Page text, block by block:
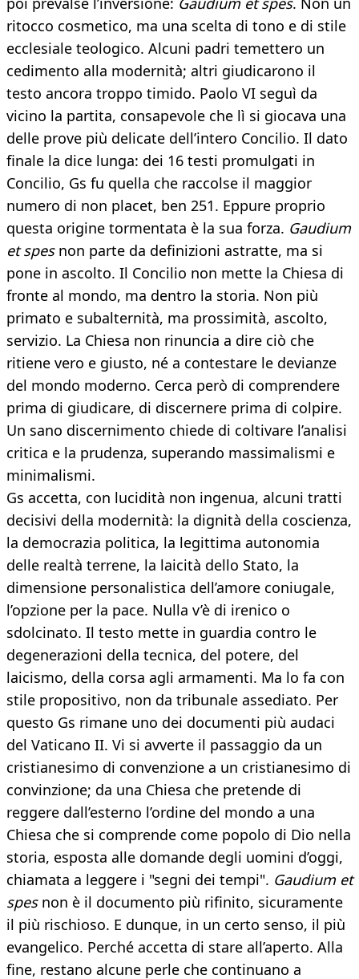
ritocco cosmetico, ma una scelta di tono e di stile
ecclesiale teologico. Alcuni padri temettero un
cedimento alla modernità; altri giudicarono il
testo ancora troppo timido. Paolo VI seguì da
vicino la partita, consapevole che lì si giocava una
delle prove più delicate dell’intero Concilio. Il dato
finale la dice lunga: dei 16 testi promulgati in
Concilio, Gs fu quella che raccolse il maggior
numero di non placet, ben 251. Eppure proprio
questa origine tormentata è la sua forza. Gaudium
et spesnon parte da definizioni astratte, ma si
pone in ascolto. Il Concilio non mette la Chiesa di
fronte al mondo, ma dentro la storia. Non più
primato e subalternità, ma prossimità, ascolto,
servizio. La Chiesa non rinuncia a dire ciò che
ritiene vero e giusto, né a contestare le devianze
del mondo moderno. Cerca però di comprendere
prima di giudicare, di discernere prima di colpire.
Un sano discernimento chiede di coltivare l’analisi
critica e la prudenza, superando massimalismi e
minimalismi.
Gs accetta, con lucidità non ingenua, alcuni tratti
decisivi della modernità: la dignità della coscienza,
la democrazia politica, la legittima autonomia
delle realtà terrene, la laicità dello Stato, la
dimensione personalistica dell’amore coniugale,
l’opzione per la pace. Nulla v’è di irenico o
sdolcinato. Il testo mette in guardia contro le
degenerazioni della tecnica, del potere, del
laicismo, della corsa agli armamenti. Ma lo fa con
stile propositivo, non da tribunale assediato. Per
questo Gs rimane uno dei documenti più audaci
del Vaticano II. Vi si avverte il passaggio da un
cristianesimo di convenzione a un cristianesimo di
convinzione; da una Chiesa che pretende di
reggere dall’esterno l’ordine del mondo a una
Chiesa che si comprende come popolo di Dio nella
storia, esposta alle domande degli uomini d’oggi,
chiamata a leggere i "segni dei tempi". Gaudium et
spesnon è il documento più rifinito, sicuramente
il più rischioso. E dunque, in un certo senso, il più
evangelico. Perché accetta di stare all’aperto. Alla
fine, restano alcune perle che continuano a